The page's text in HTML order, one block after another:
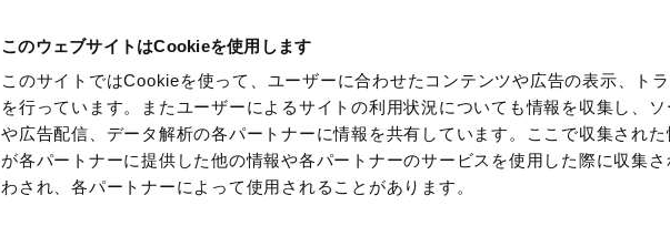
このウェブサイトはCookieを使用します
このサイトではCookieを使って、ユーザーに合わせたコンテンツや広告の表示、ト
を行っています。またユーザーによるサイトの利用状況についても情報を収集し、
や広告配信、データ解析の各パートナーに情報を共有しています。ここで収集され
が各パートナーに提供した他の情報や各パートナーのサービスを使用した際に収集
わされ、各パートナーによって使用されることがあります。